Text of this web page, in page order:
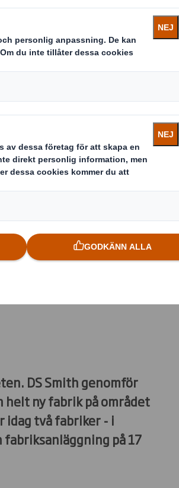
verksamheten
genom att
i Värnamo.
DS Smith genomför
helt ny fabrik på området
idag två fabriker - i
fabriksanläggning på 17